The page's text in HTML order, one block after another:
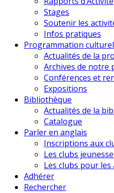
Stages
Soutenir les
Infos pratiques
Programmation
Actualités de la
Archives de notre
Conférences et
Expositions
Bibliothèque
Actualités de la
Catalogue
Parler en anglais
Inscriptions aux
Les clubs
Les clubs pour
Adhérer
Rechercher